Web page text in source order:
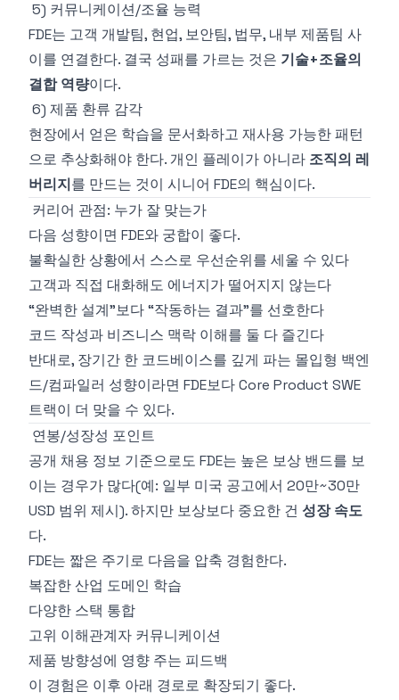
5) 커뮤니케이션/조율 능력
FDE는 고객 개발팀, 현업, 보안팀, 법무, 내부 제품팀 사
이를 연결한다. 결국 성패를 가르는 것은 기술+조율의
결합 역량이다.
6) 제품 환류 감각
현장에서 얻은 학습을 문서화하고 재사용 가능한 패턴
으로 추상화해야 한다. 개인 플레이가 아니라 조직의 레
버리지를 만드는 것이 시니어 FDE의 핵심이다.
커리어 관점: 누가 잘 맞는가
다음 성향이면 FDE와 궁합이 좋다.
불확실한 상황에서 스스로 우선순위를 세울 수 있다
고객과 직접 대화해도 에너지가 떨어지지 않는다
“완벽한 설계”보다 “작동하는 결과”를 선호한다
코드 작성과 비즈니스 맥락 이해를 둘 다 즐긴다
반대로, 장기간 한 코드베이스를 깊게 파는 몰입형 백엔
드/컴파일러 성향이라면 FDE보다 Core Product SWE
트랙이 더 맞을 수 있다.
연봉/성장성 포인트
공개 채용 정보 기준으로도 FDE는 높은 보상 밴드를 보
이는 경우가 많다(예: 일부 미국 공고에서 20만~30만
USD 범위 제시). 하지만 보상보다 중요한 건 성장 속도
다.
FDE는 짧은 주기로 다음을 압축 경험한다.
복잡한 산업 도메인 학습
다양한 스택 통합
고위 이해관계자 커뮤니케이션
제품 방향성에 영향 주는 피드백
이 경험은 이후 아래 경로로 확장되기 좋다.